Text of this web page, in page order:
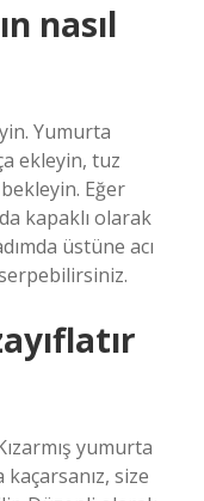
nasıl
Yumurta
ekleyin, tuz
Eğer
kapaklı olarak
üstüne acı
yumurta
kaçarsanız, size